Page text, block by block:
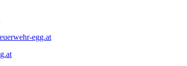
egg.at